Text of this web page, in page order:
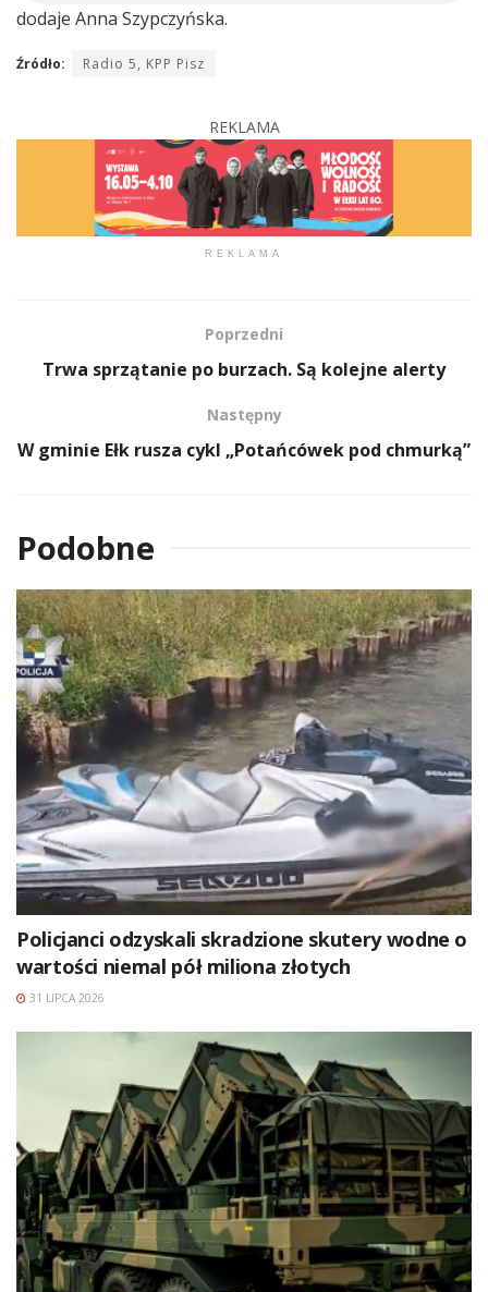
dodaje Anna Szypczyńska.
Źródło: Radio 5, KPP Pisz
REKLAMA
REKLAMA
Poprzedni
Trwa sprzątanie po burzach. Są kolejne alerty
Następny
W gminie Ełk rusza cykl „Potańcówek pod chmurką”
Podobne
Policjanci odzyskali skradzione skutery wodne o
wartości niemal pół miliona złotych
31 LIPCA 2026